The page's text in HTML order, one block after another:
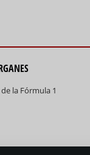
la Fórmula 1